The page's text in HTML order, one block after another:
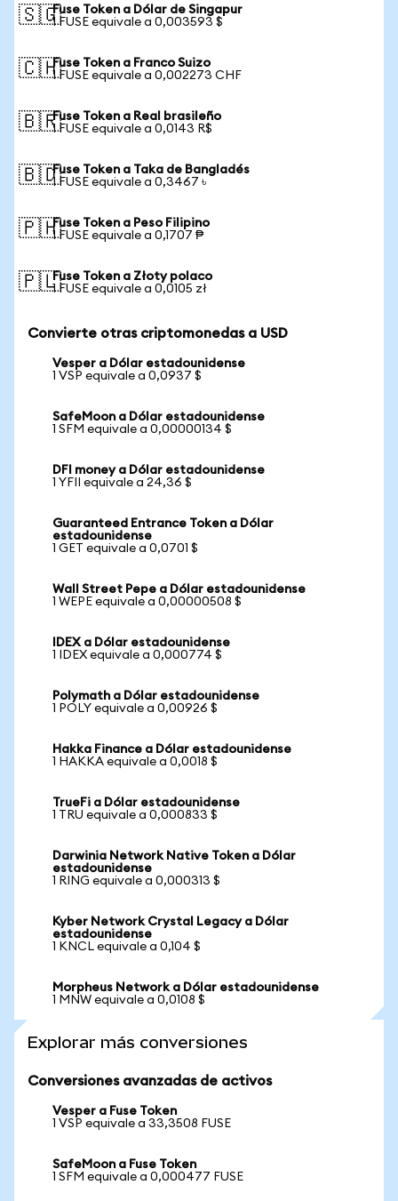
🇸🇬Fuse Token a Dólar de Singapur
1 FUSE equivale a 0,003593 $
🇨🇭Fuse Token a Franco Suizo
1 FUSE equivale a 0,002273 CHF
🇧🇷Fuse Token a Real brasileño
1 FUSE equivale a 0,0143 R$
🇧🇩Fuse Token a Taka de Bangladés
1 FUSE equivale a 0,3467 ৳
🇵🇭Fuse Token a Peso Filipino
1 FUSE equivale a 0,1707 ₱
🇵🇱Fuse Token a Złoty polaco
1 FUSE equivale a 0,0105 zł
Convierte otras criptomonedas a USD
Vesper a Dólar estadounidense
1 VSP equivale a 0,0937 $
SafeMoon a Dólar estadounidense
1 SFM equivale a 0,00000134 $
DFI money a Dólar estadounidense
1 YFII equivale a 24,36 $
Guaranteed Entrance Token a Dólar
estadounidense
1 GET equivale a 0,0701 $
Wall Street Pepe a Dólar estadounidense
1 WEPE equivale a 0,00000508 $
IDEX a Dólar estadounidense
1 IDEX equivale a 0,000774 $
Polymath a Dólar estadounidense
1 POLY equivale a 0,00926 $
Hakka Finance a Dólar estadounidense
1 HAKKA equivale a 0,0018 $
TrueFi a Dólar estadounidense
1 TRU equivale a 0,000833 $
Darwinia Network Native Token a Dólar
estadounidense
1 RING equivale a 0,000313 $
Kyber Network Crystal Legacy a Dólar
estadounidense
1 KNCL equivale a 0,104 $
Morpheus Network a Dólar estadounidense
1 MNW equivale a 0,0108 $
Explorar más conversiones
Conversiones avanzadas de activos
Vesper a Fuse Token
1 VSP equivale a 33,3508 FUSE
SafeMoon a Fuse Token
1 SFM equivale a 0,000477 FUSE